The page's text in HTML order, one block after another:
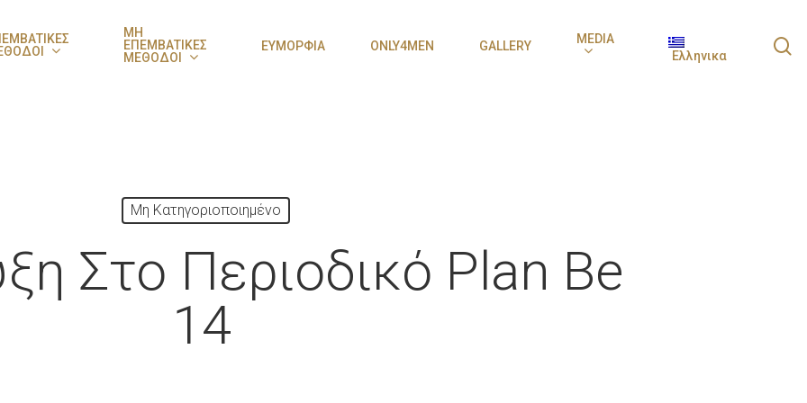
ΜΗ
ΕΠΕΜΒΑΤΙΚΕΣ
ΜΕΘΟΔΟΙ
ΕΥΜΟΡΦΙΑ ONLY4MEN GALLERY
MEDIA
Ελληνικα
Μη Κατηγοριοποιημένο
Στο Περιοδικό Plan Be
14